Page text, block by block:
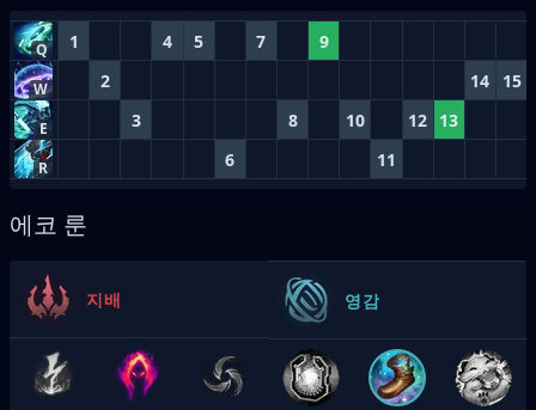
Q 1 4 5 7 9
W 2 14 15
E 3 8 10 12 13
R 6 11
에코 룬
지배 영감